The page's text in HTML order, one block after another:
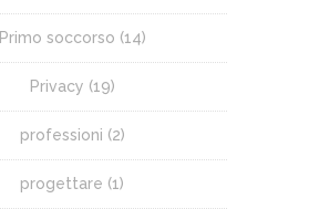
Primo soccorso (14)
Privacy (19)
professioni (2)
progettare (1)